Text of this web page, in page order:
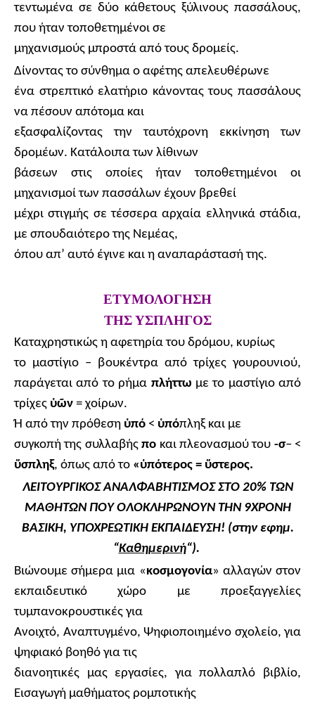
τεντωμένα σε δύο κάθετους ξύλινους πασσάλους,
που ήταν τοποθετημένοι σε
μηχανισμούς μπροστά από τους δρομείς.
Δίνοντας το σύνθημα ο αφέτης απελευθέρωνε
ένα στρεπτικό ελατήριο κάνοντας τους πασσάλους
να πέσουν απότομα και
εξασφαλίζοντας την ταυτόχρονη εκκίνηση των
δρομέων. Κατάλοιπα των λίθινων
βάσεων στις οποίες ήταν τοποθετημένοι οι
μηχανισμοί των πασσάλων έχουν βρεθεί
μέχρι στιγμής σε τέσσερα αρχαία ελληνικά στάδια,
με σπουδαιότερο της Νεμέας,
όπου απ’ αυτό έγινε και η αναπαράστασή της.
ΕΤΥΜΟΛΟΓΗΣΗ
ΤΗΣ ΥΣΠΛΗΓΟΣ
Καταχρηστικώς η αφετηρία του δρόμου, κυρίως
το μαστίγιο – βουκέντρα από τρίχες γουρουνιού,
παράγεται από το ρήμα πλήττω με το μαστίγιο από
τρίχες ὑῶν = χοίρων.
Ή από την πρόθεση ὑπό < ὑπόπληξ και με
συγκοπή της συλλαβήςπο και πλεονασμού του -σ– <
ὕσπληξ, όπως από το «ὑπότερος = ὕστερος.
ΛΕΙΤΟΥΡΓΙΚΟΣ ΑΝΑΛΦΑΒΗΤΙΣΜΟΣ ΣΤΟ 20% ΤΩΝ
ΜΑΘΗΤΏΝ ΠΟΥ ΟΛΟΚΛΗΡΩΝΟΥΝ ΤΗΝ 9ΧΡΟΝΗ
ΒΑΣΙΚΗ, ΥΠΟΧΡΕΩΤΙΚΗ ΕΚΠΑΙΔΕΥΣΗ! (στην εφημ.
“Καθημερινή“).
Βιώνουμε σήμερα μια «κοσμογονία» αλλαγών στον
εκπαιδευτικό
χώρο με προεξαγγελίες
τυμπανοκρουστικές για
Ανοιχτό, Αναπτυγμένο, Ψηφιοποιημένο σχολείο, για
ψηφιακό βοηθό για τις
διανοητικές μας εργασίες, για πολλαπλό βιβλίο,
Εισαγωγή μαθήματος ρομποτικής